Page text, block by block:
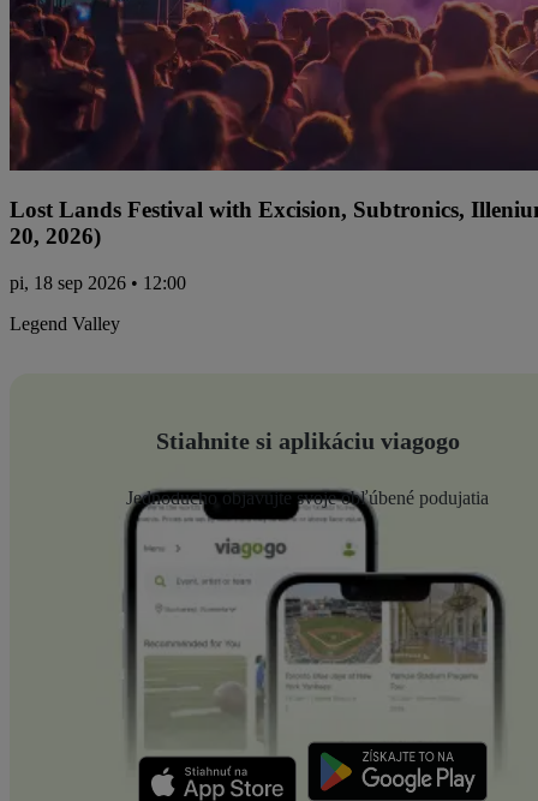
Lost Lands Festival with Excision, Subtronics,
20, 2026)
pi, 18 sep 2026 • 12:00
Legend Valley
Stiahnite si aplikáciu viagogo
Jednoducho objavujte svoje obľúbené podujatia